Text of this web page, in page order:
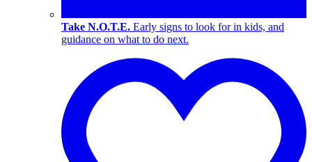
Take N.O.T.E. Early signs to look for in kids, and
guidance on what to do next.